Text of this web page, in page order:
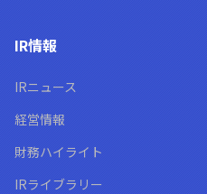
IR情報
IRニュース
経営情報
財務ハイライト
IRライブラリー